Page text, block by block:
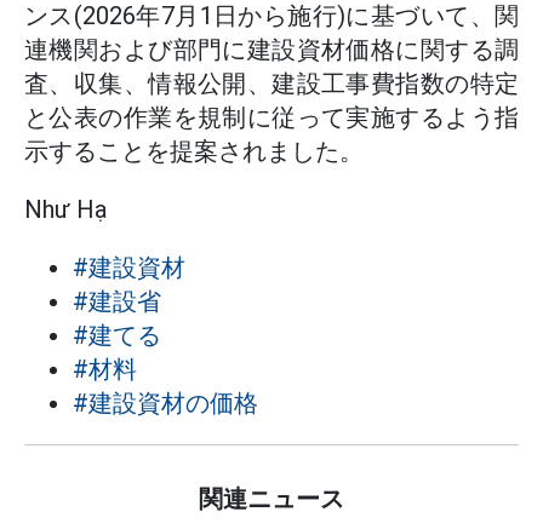
ンス(2026年7月1日から施行)に基づいて、関
連機関および部門に建設資材価格に関する調
査、収集、情報公開、建設工事費指数の特定
と公表の作業を規制に従って実施するよう指
示することを提案されました。
Như Hạ
#建設資材
#建設省
#建てる
#材料
#建設資材の価格
関連ニュース